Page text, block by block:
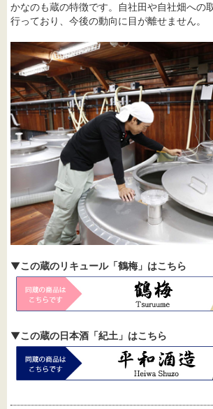
かなのも蔵の特徴です。自社田や自社畑への
行っており、今後の動向に目が離せません。
▼この蔵のリキュール「鶴梅」はこちら
▼この蔵の日本酒「紀土」はこちら